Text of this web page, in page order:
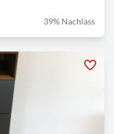
39% Nachlass